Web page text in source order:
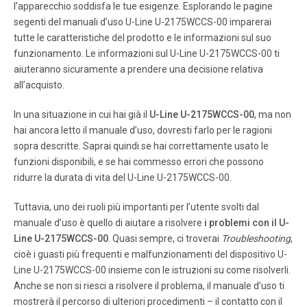
Pagina 7
U-Line Product Operation 4 12 3 5 4 T o check the actual pr
oduct temperature in the unit. 1. Partially fill a plastic
(nonbr eakable) bottle with water . 2. Insert an accurate
thermom eter . 3. Tighten the bottle ca p securel y . 4. Place
Pagina 8
5 U-Line Product Operation Electr onic Control Quick
Guide Ta s k To u c h To u c h Displa y Comment T urn
ON/OFF Hold 10 seconds Release when °F flashes. or
to change temperature °F flashes after f i rst touch, set-
point sav ed after 5 seconds of i nactivity and ° F stops
flas hing.
Pagina 9
U-Line Food Storage 6 4F o o d S t o r a g e Dra wers The
l’apparecchio soddisfa le tue esigenze. Esplorando le pagine
segenti del manuali d’uso U-Line U-2175WCCS-00 imparerai
tutte le caratteristiche del prodotto e le informazioni sul suo
funzionamento. Le informazioni sul U-Line U-2175WCCS-00 ti
aiuteranno sicuramente a prendere una decisione relativa
all’acquisto.
In una situazione in cui hai già il U-Line U-2175WCCS-00, ma non
hai ancora letto il manuale d’uso, dovresti farlo per le ragioni
sopra descritte. Saprai quindi se hai correttamente usato le
funzioni disponibili, e se hai commesso errori che possono
ridurre la durata di vita del U-Line U-2175WCCS-00.
Tuttavia, uno dei ruoli più importanti per l’utente svolti dal
manuale d’uso è quello di aiutare a risolvere i problemi con il U-
Line U-2175WCCS-00 . Quasi sempre, ci troverai Troubleshooting,
cioè i guasti più frequenti e malfunzionamenti del dispositivo U-
Line U-2175WCCS-00 insieme con le istruzioni su come risolverli.
Anche se non si riesci a risolvere il problema, il manuale d’uso ti
mostrerà il percorso di ulteriori procedimenti – il contatto con il